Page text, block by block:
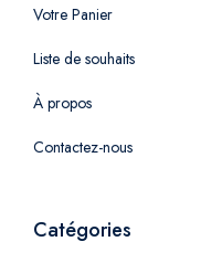
Votre Panier
Liste de souhaits
À propos
Contactez-nous
Catégories